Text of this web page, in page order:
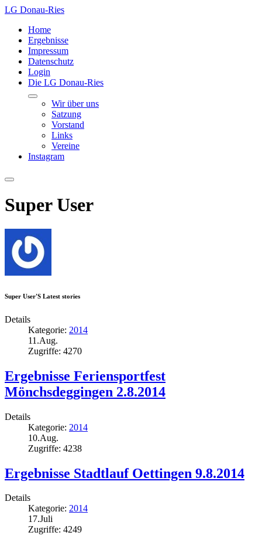
LG Donau-Ries
Home
Ergebnisse
Impressum
Datenschutz
Login
Die LG Donau-Ries
Wir über uns
Satzung
Vorstand
Links
Vereine
Instagram
Super User
Super User'S Latest stories
Details
Kategorie: 2014
11.Aug.
Zugriffe: 4270
Ergebnisse Feriensportfest
Mönchsdeggingen 2.8.2014
Details
Kategorie: 2014
10.Aug.
Zugriffe: 4238
Ergebnisse Stadtlauf Oettingen 9.8.2014
Details
Kategorie: 2014
17.Juli
Zugriffe: 4249